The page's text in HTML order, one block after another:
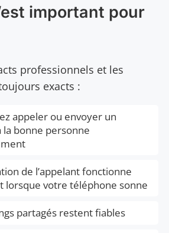
important pour
professionnels et les
exacts :
appeler ou envoyer un
la bonne personne
de l’appelant fonctionne
lorsque votre téléphone sonne
partagés restent fiables